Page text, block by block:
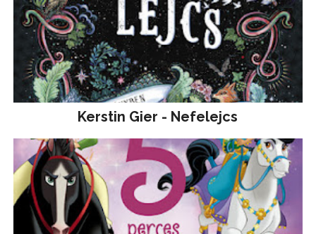
Kerstin Gier - Nefelejcs